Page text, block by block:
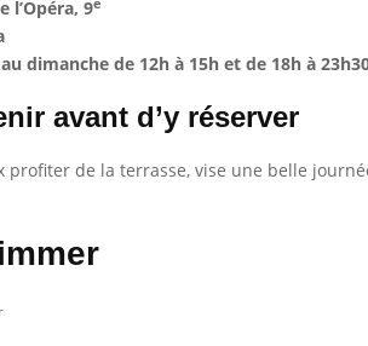
l’Opéra, 9
dimanche de 12h à 15h et de 18h à
avant d’y réserver
profiter de la terrasse, vise une belle